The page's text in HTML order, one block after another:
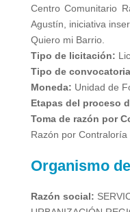
Centro Comunitario
Agustín, iniciativa
Quiero mi Barrio.
Tipo de licitación:
Tipo de
Moneda: Unidad de
Etapas del proceso
Toma de razón por
Razón por Contraloría
Organismo
Razón social: